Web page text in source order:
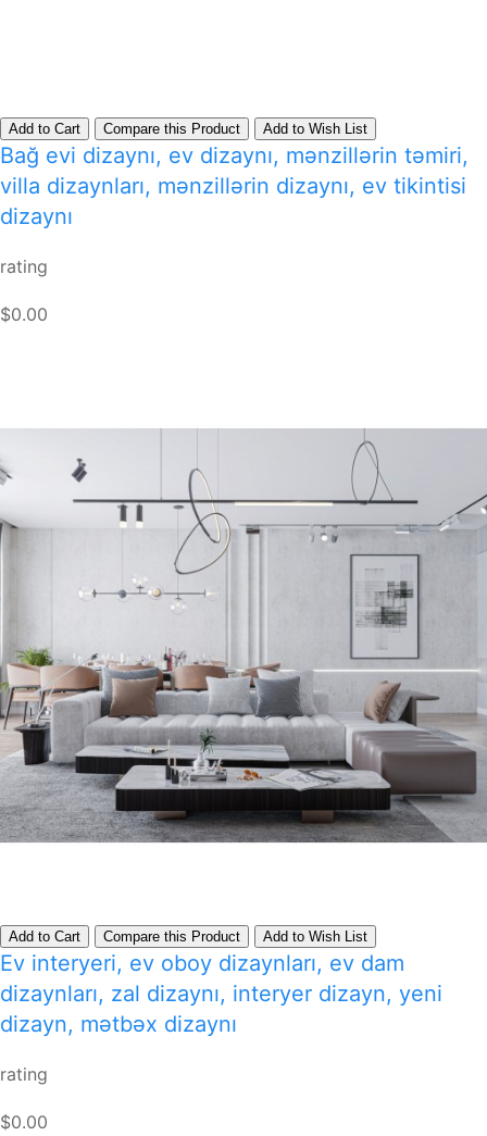
Add to Cart Compare this Product Add to Wish List
Bağ evi dizaynı, ev dizaynı, mənzillərin təmiri,
villa dizaynları, mənzillərin dizaynı, ev tikintisi
dizaynı
rating
$0.00
Add to Cart Compare this Product Add to Wish List
Ev interyeri, ev oboy dizaynları, ev dam
dizaynları, zal dizaynı, interyer dizayn, yeni
dizayn, mətbəx dizaynı
rating
$0.00